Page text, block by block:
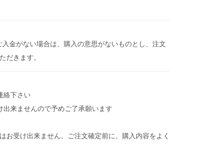
金がない場合は、購入の意思がないものとし、注文
だきます。
絡下さい
来ませんので予めご了承願います
受け出来ません。ご注文確定前に、購入内容をよく